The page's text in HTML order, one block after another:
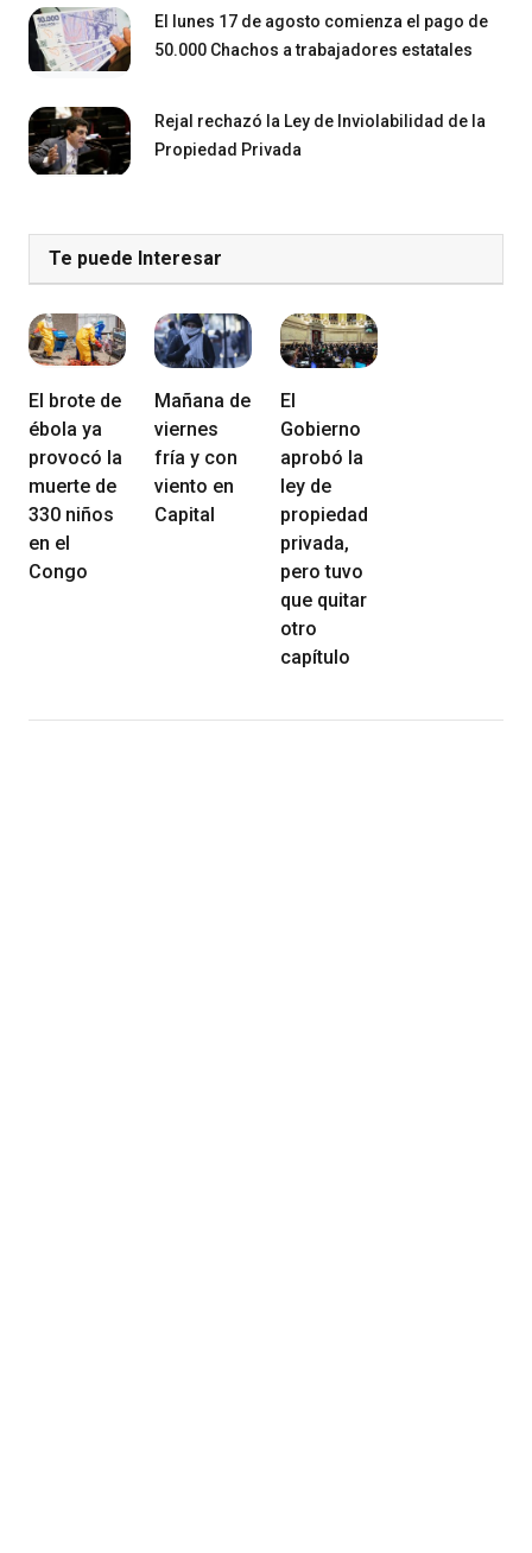
El lunes 17 de agosto comienza el pago de
50.000 Chachos a trabajadores estatales
Rejal rechazó la Ley de Inviolabilidad de la
Propiedad Privada
Te puede Interesar
El brote de
ébola ya
provocó la
muerte de
330 niños
en el
Congo
Mañana de
viernes
fría y con
viento en
Capital
El
Gobierno
aprobó la
ley de
propiedad
privada,
pero tuvo
que quitar
otro
capítulo